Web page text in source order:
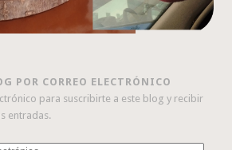
POR CORREO ELECTRÓNICO
para suscribirte a este blog y recibir
entradas.